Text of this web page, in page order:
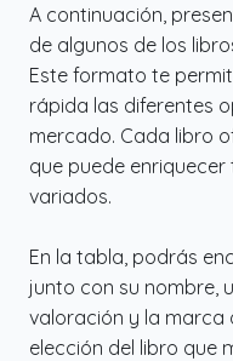
A continuación,
de algunos de los
Este formato te
rápida las diferentes
mercado. Cada libro
que puede
variados.
En la tabla, podrás
junto con su nombre,
valoración y la marca
elección del libro que